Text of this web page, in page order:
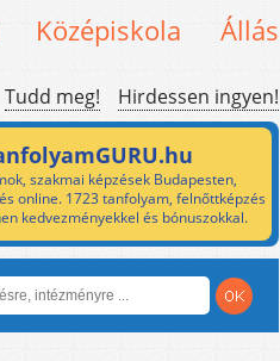
Középiskola Állás
Tudd meg! Hirdessen ingyen!
szakmai képzések Budapesten,
online. 1723 tanfolyam, felnőttképzés
kedvezményekkel és bónuszokkal.